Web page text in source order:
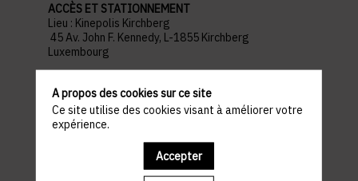
ACCÈS ET STATIONNEMENT
Lieu : Kinepolis Kirchberg
45 Av. John F. Kennedy, L-1855 Kirchberg
Luxembourg
PROGRAMME
20h30- 22h30 : NETWORKING WALKING COCKTAIL
A propos des cookies sur ce site
Ce site utilise des cookies visant à améliorer votre
expérience.
Accepter